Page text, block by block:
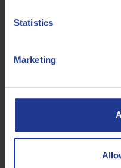
Statistics
Marketing
Synthetisches UHPD-
Diesel) gemäß ACEA E8